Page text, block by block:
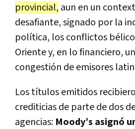
provincial, aun en un
desafiante, signado por la
política, los conflictos
Oriente y, en lo financiero,
congestión de emisores
Los títulos emitidos
crediticias de parte de dos
agencias: Moody’s asignó